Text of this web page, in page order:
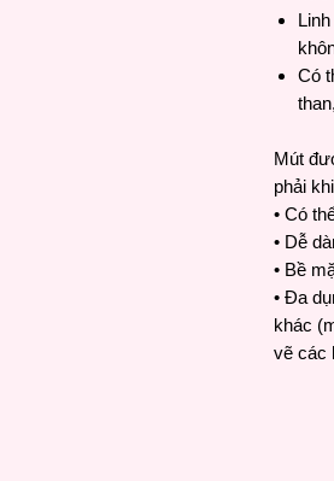
Có
Mút
phải
• Có
• Dễ
• Bề
• Đa
khác
vẽ các